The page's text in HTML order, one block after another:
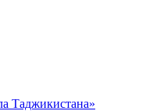
Таджикистана»